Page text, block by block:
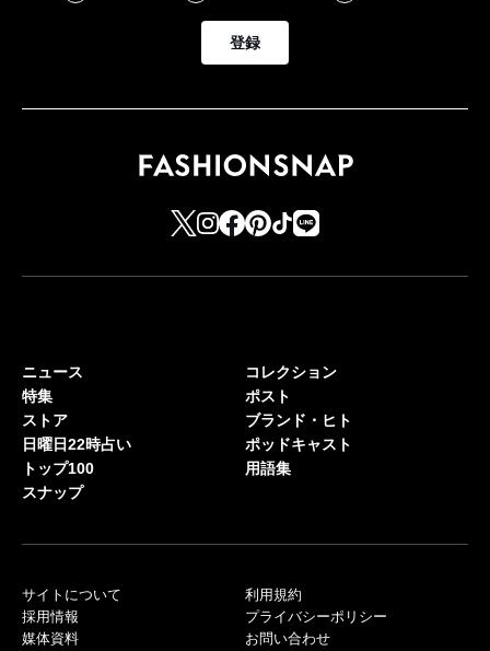
登録
ニュース
特集
ストア
日曜日22時占い
トップ100
スナップ
コレクション
ポスト
ブランド・ヒト
ポッドキャスト
用語集
サイトについて
採用情報
媒体資料
利用規約
プライバシーポリシー
お問い合わせ